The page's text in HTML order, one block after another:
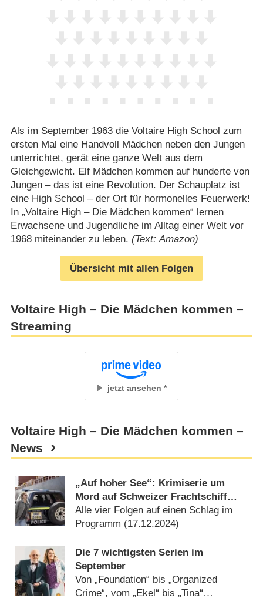
Als im September 1963 die Voltaire High School zum
ersten Mal eine Handvoll Mädchen neben den Jungen
unterrichtet, gerät eine ganze Welt aus dem
Gleichgewicht. Elf Mädchen kommen auf hunderte von
Jungen – das ist eine Revolution. Der Schauplatz ist
eine High School – der Ort für hormonelles Feuerwerk!
In „Voltaire High – Die Mädchen kommen“ lernen
Erwachsene und Jugendliche im Alltag einer Welt vor
1968 miteinander zu leben. (Text: Amazon)
Übersicht mit allen Folgen
Voltaire High – Die Mädchen kommen –
Streaming
jetzt ansehen
Voltaire High – Die Mädchen kommen –
News
„Auf hoher See“: Krimiserie um
Mord auf Schweizer Frachtschiff
erhält TV-Termin
Alle vier Folgen auf einen Schlag im
Programm (17.12.2024)
Die 7 wichtigsten Serien im
September
Von „Foundation“ bis „Organized
Crime“, vom „Ekel“ bis „Tina“